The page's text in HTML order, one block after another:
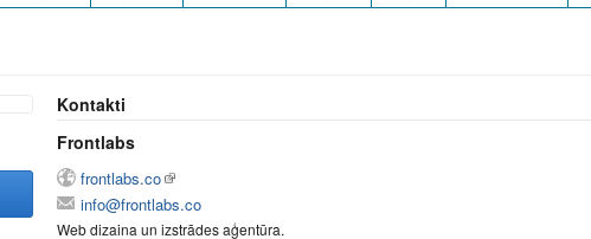
Kontakti
Frontlabs
frontlabs.co
info@frontlabs.co
Web dizaina un izstrādes aģentūra.